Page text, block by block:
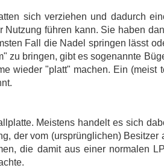
sich verziehen und dadurch
führen kann. Sie haben
Fall die Nadel springen lässt
zu bringen, gibt es sogenannte
wieder "platt" machen. Ein (meist
Meistens handelt es sich
der vom (ursprünglichen) Besitzer
die damit aus einer normalen